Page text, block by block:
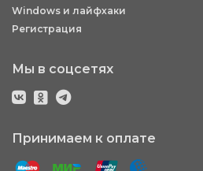
Windows и лайфхаки
Регистрация
Мы в соцсетях
Принимаем к оплате